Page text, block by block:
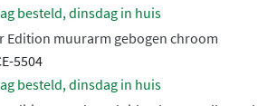
besteld, dinsdag in huis
Edition muurarm gebogen chroom
5504
besteld, dinsdag in huis